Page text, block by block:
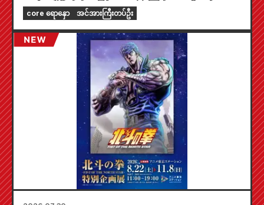
ကစပြီး တစ်နိုင်ငံလုံးက Animate ဆိုင်တွေမှာ အချိန်
အကန့်အသတ်နဲ့ ပြပွဲတစ်ခု ကျင်းပသွားမှာဖြစ်ပြီး အထူး
ကံစမ်းမဲဖောက်ထားတဲ့ mini card (စုစုပေါင်း အမျိုး
အစား ၄ မျိုး) ကို ရရှိနိုင်မှာပါ။
core ရောနှော အင်အားကြီးတပ်ဦး